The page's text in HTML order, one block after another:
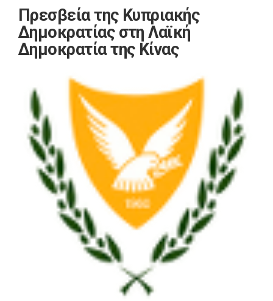
Πρεσβεία της Κυπριακής
Δημοκρατίας στη Λαϊκή
Δημοκρατία της Κίνας